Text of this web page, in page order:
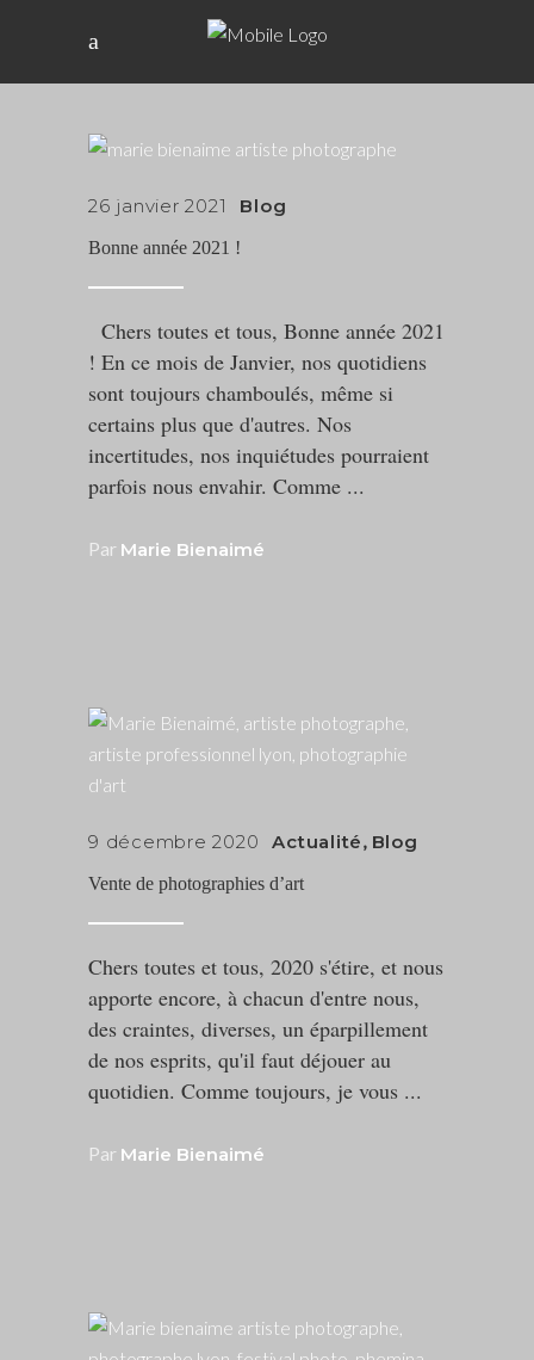
26 janvier 2021 Blog
Bonne année 2021 !
Chers toutes et tous, Bonne année 2021
! En ce mois de Janvier, nos quotidiens
sont toujours chamboulés, même si
certains plus que d'autres. Nos
incertitudes, nos inquiétudes pourraient
parfois nous envahir. Comme
Par Marie Bienaimé
9 décembre 2020 Actualité, Blog
Vente de photographies d’art
Chers toutes et tous, 2020 s'étire, et nous
apporte encore, à chacun d'entre nous,
des craintes, diverses, un éparpillement
de nos esprits, qu'il faut déjouer au
quotidien. Comme toujours, je vous
Par Marie Bienaimé